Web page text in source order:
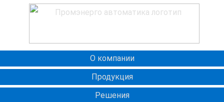
О компании
Продукция
Решения